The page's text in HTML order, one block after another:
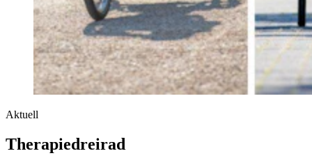
Aktuell
Therapiedreirad